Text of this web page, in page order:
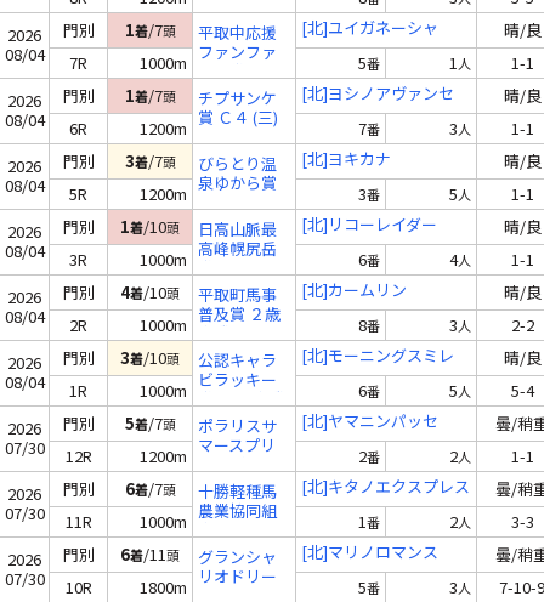
応援賞 Ｃ４
(二)
2026
08/04
門別 1着/7頭
平取中応援
ファンファ
ーレ賞 Ｃ４
(三)
[北]ユイガネーシャ
晴/良
7R
1000m 5番 1人
1-1
2026
08/04
門別 1着/7頭
チプサンケ
賞 Ｃ４ (三)
[北]ヨシノアヴァンセ
晴/良
6R
1200m 7番 3人
1-1
2026
08/04
門別 3着/7頭
びらとり温
泉ゆから賞
[北]ヨキカナ
晴/良
5R
1200m 3番 5人
1-1
2026
08/04
門別 1着/10頭
日高山脈最
高峰幌尻岳
賞 ２歳 牝馬
未勝利
[北]リコーレイダー
晴/良
3R
1000m 6番 4人
1-1
2026
08/04
門別 4着/10頭
平取町馬事
普及賞 ２歳
未勝利
[北]カームリン
晴/良
2R
1000m 8番 3人
2-2
2026
08/04
門別 3着/10頭
公認キャラ
ビラッキー
賞 ２歳 未勝
利
[北]モーニングスミレ
晴/良
1R
1000m 6番 5人
5-4
2026
07/30
門別 5着/7頭
ポラリスサ
マースプリ
３〕（ダノ
ンスマッシ
ュ賞）
[北]ヤマニンパッセ
曇/稍
12R
1200m 2番 2人
1-1
2026
07/30
門別 6着/7頭
十勝軽種馬
農業協同組
Ａ２
[北]キタノエクスプレス
曇/稍
11R
1000m 1番 2人
3-3
2026
07/30
門別 6着/11頭
グランシャ
リオドリー
[北]マリノロマンス
曇/稍
10R
1800m 5番 3人
7-10-9